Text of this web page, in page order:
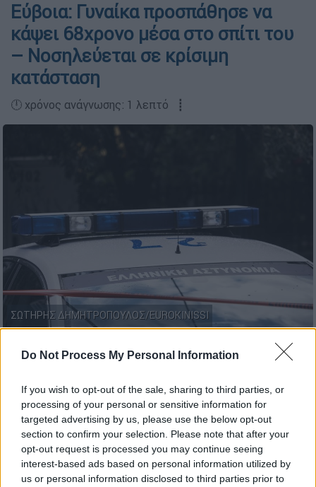
Do Not Process My Personal Information
If you wish to opt-out of the sale, sharing to third parties, or
processing of your personal or sensitive information for
targeted advertising by us, please use the below opt-out
section to confirm your selection. Please note that after your
opt-out request is processed you may continue seeing
interest-based ads based on personal information utilized by
us or personal information disclosed to third parties prior to
Εύβοια: Γυναίκα προσπάθησε να
κάψει 68χρονο μέσα στο σπίτι του
– Νοσηλεύεται σε κρίσιμη
κατάσταση
🕛 χρόνος ανάγνωσης: 1 λεπτό ┋
ΣΩΤΗΡΗΣ ΔΗΜΗΤΡΟΠΟΥΛΟΣ/EUROKINISSI
Προσθέστε το ΕΘΝΟΣ στη Google
Ένα σοβαρό περιστατικό που προκαλεί σοκ
για την αγριότητά του έχει γίνει γνωστό εδώ
και λίγες ώρες. Σύμφωνα με το ρεπορτάζ
του eviathema.gr, μια 32χρονη γυναίκα από
τη ΛίμνηΕυβοίαςεπισκέφθηκε έναν 68χρονο